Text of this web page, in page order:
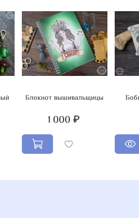
Блокнот вышивальщицы
1 000 ₽